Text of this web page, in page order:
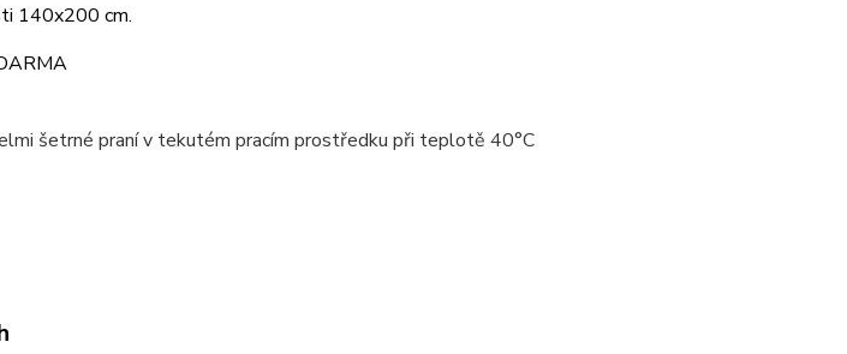
140x200 cm.
šetrné praní v tekutém pracím prostředku při teplotě 40°C